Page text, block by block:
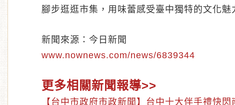
腳步逛逛市集，用味蕾感受臺中獨特的文化
新聞來源：今日新聞
www.nownews.com/news/6839344
更多相關新聞報導>>
【台中市政府市政新聞】台中十大伴手禮快